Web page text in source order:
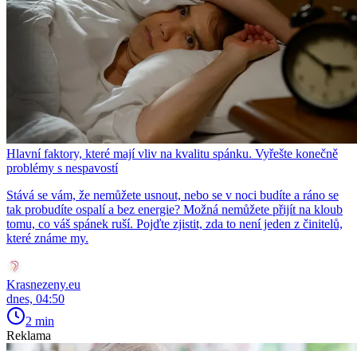
Hlavní faktory, které mají vliv na kvalitu spánku. Vyřešte konečně
problémy s nespavostí
Stává se vám, že nemůžete usnout, nebo se v noci budíte a ráno se
tak probudíte ospalí a bez energie? Možná nemůžete přijít na kloub
tomu, co váš spánek ruší. Pojďte zjistit, zda to není jeden z činitelů,
které známe my.
Krasnezeny.eu
dnes, 04:50
2 min
Reklama